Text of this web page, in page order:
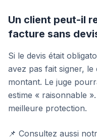
Un client peut-il
facture sans
Si le devis était
avez pas fait signer,
montant. Le juge
estime « raisonnable
meilleure protection.
📌 Consultez aussi